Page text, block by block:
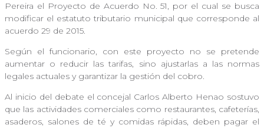
Pereira el Proyecto de Acuerdo No. 51, por el cual se busca
modificar el estatuto tributario municipal que corresponde al
acuerdo 29 de 2015.
Según el funcionario, con este proyecto no se pretende
aumentar o reducir las tarifas, sino ajustarlas a las normas
legales actuales y garantizar la gestión del cobro.
Al inicio del debate el concejal Carlos Alberto Henao sostuvo
que las actividades comerciales como restaurantes, cafeterías,
asaderos, salones de té y comidas rápidas, deben pagar el